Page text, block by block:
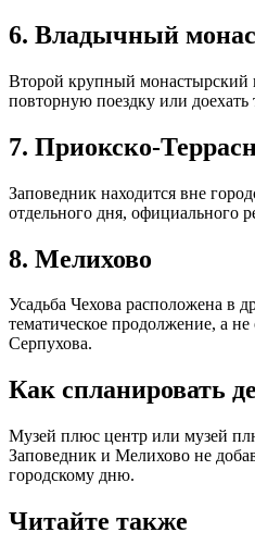
6. Владычный
Второй крупный монастырский
повторную поездку или доехать
7. Приокско-
Заповедник находится вне
отдельного дня, официального
8. Мелихово
Усадьба Чехова расположена в
тематическое продолжение, а
Серпухова.
Как спланировать
Музей плюс центр или музей
Заповедник и Мелихово не
городскому дню.
Читайте также